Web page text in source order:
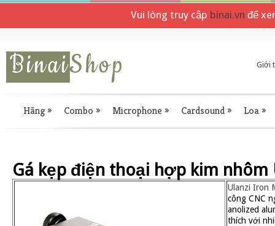
Vui lòng truy cập binai.vn để
Giới
Hãng» Combo » Microphone » Cardsound» Loa»
Gá kẹp điện thoại hợp kim nhôm
Ulanzi Iron
công CNC
anolized
thích với